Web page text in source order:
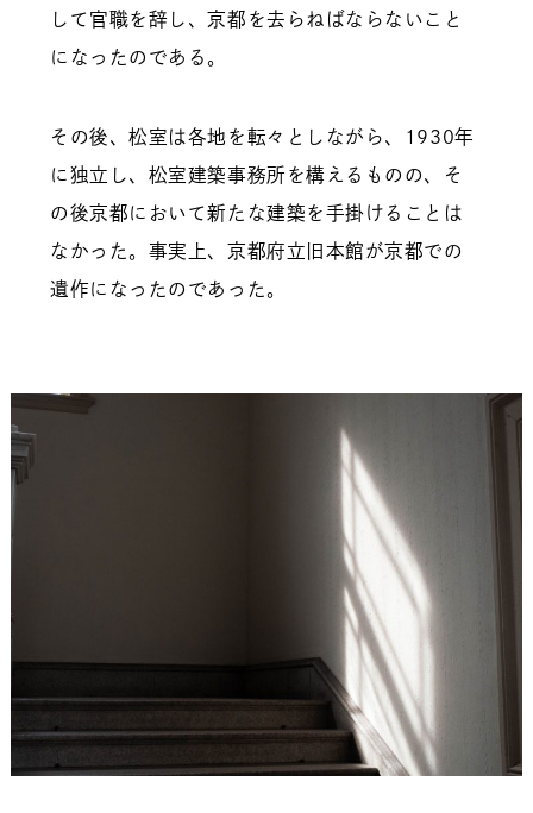
して官職を辞し、京都を去らねばならないこと
になったのである。
その後、松室は各地を転々としながら、1930年
に独立し、松室建築事務所を構えるものの、そ
の後京都において新たな建築を手掛けることは
なかった。事実上、京都府立旧本館が京都での
遺作になったのであった。